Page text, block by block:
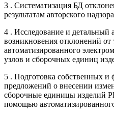
3 . Систематизация БД
результатам авторского
4 . Исследование и
возникновения отклонений
автоматизированного
узлов и сборочных единиц
5 . Подготовка собственных
предложений о внесении
сборочные единицы изделий
помощью